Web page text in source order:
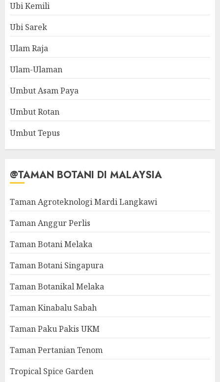
Ubi Kemili
Ubi Sarek
Ulam Raja
Ulam-Ulaman
Umbut Asam Paya
Umbut Rotan
Umbut Tepus
@TAMAN BOTANI DI MALAYSIA
Taman Agroteknologi Mardi Langkawi
Taman Anggur Perlis
Taman Botani Melaka
Taman Botani Singapura
Taman Botanikal Melaka
Taman Kinabalu Sabah
Taman Paku Pakis UKM
Taman Pertanian Tenom
Tropical Spice Garden